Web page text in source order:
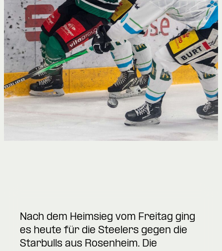
Nach dem Heimsieg vom Freitag ging
es heute für die Steelers gegen die
Starbulls aus Rosenheim. Die